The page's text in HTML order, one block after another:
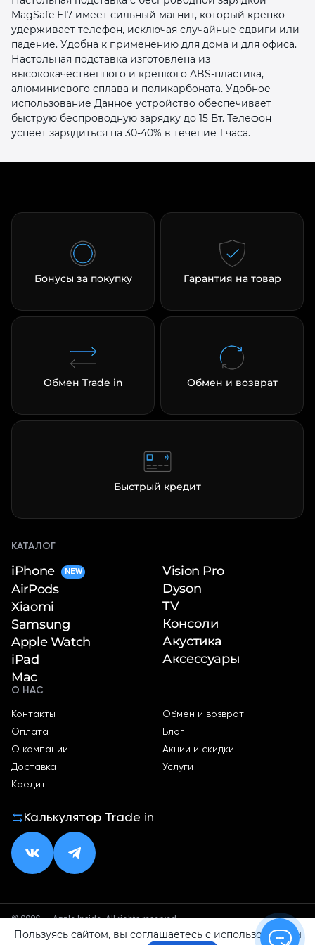
MagSafe E17 имеет сильный магнит, который крепко
удерживает телефон, исключая случайные сдвиги или
падение. Удобна к применению для дома и для офиса.
Настольная подставка изготовлена из
высококачественного и крепкого ABS-пластика,
алюминиевого сплава и поликарбоната. Удобное
использование Данное устройство обеспечивает
быструю беспроводную зарядку до 15 Вт. Телефон
успеет зарядиться на 30-40% в течение 1 часа.
Бонусы за покупку Гарантия на товар
Обмен Trade in Обмен и возврат
Быстрый кредит
КАТАЛОГ
iPhone NEW
AirPods
Xiaomi
Samsung
Apple Watch
iPad
Mac
Vision Pro
Dyson
TV
Консоли
Акустика
Аксессуары
О НАС
Контакты
Оплата
О компании
Доставка
Кредит
Обмен и возврат
Блог
Акции и скидки
Услуги
Калькулятор Trade in
© 2026 — Apple Inside. All rights reserved.
Политика конфиденциальностиОферта
Пользуясь сайтом, вы соглашаетесь с использованием
раз в 2 недели